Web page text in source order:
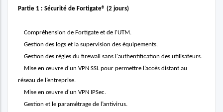
Partie 1 : Sécurité de Fortigate® (2 jours)
Compréhension de Fortigate et de l'UTM.
Gestion des logs et la supervision des équipements.
Gestion des règles du firewall sans l'authentification des utilisateurs.
Mise en œuvre d'un VPN SSL pour permettre l’accès distant au
réseau de l’entreprise.
Mise en œuvre d'un VPN IPSec.
Gestion et le paramétrage de l’antivirus.